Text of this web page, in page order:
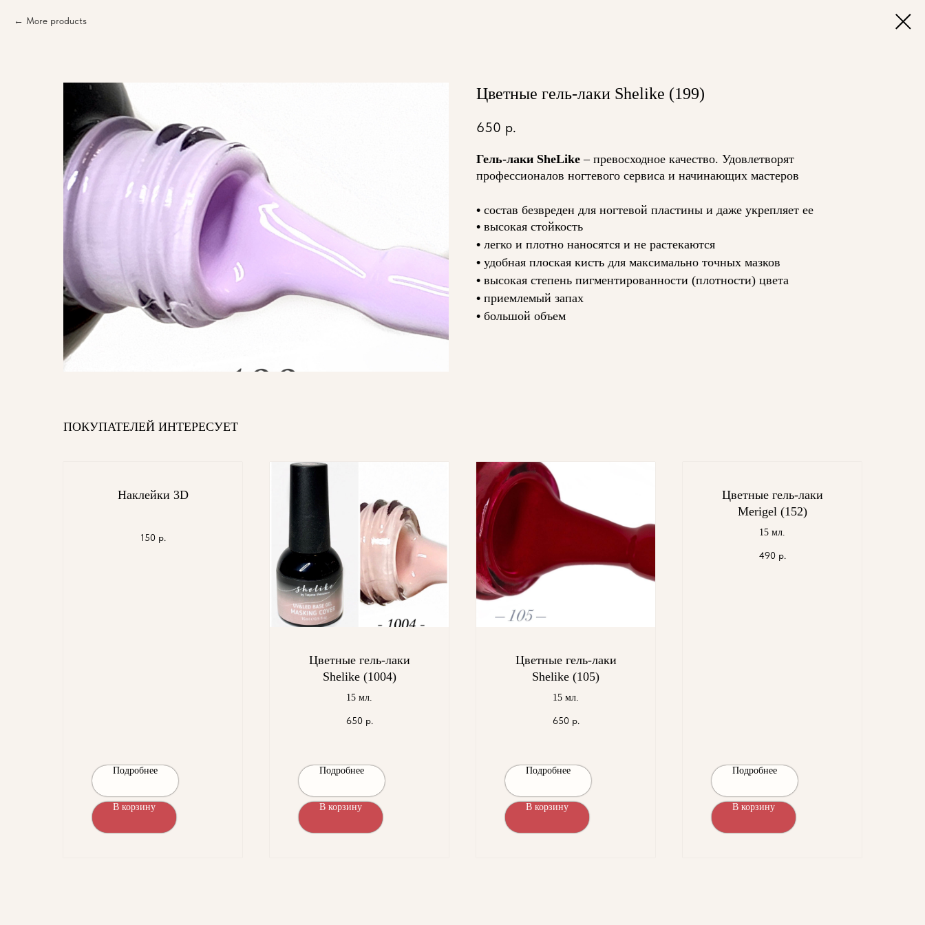
More products
Цветные гель-лаки Shelike (199)
650 р.
Гель-лаки SheLike – превосходное качество. Удовлетворят
профессионалов ногтевого сервиса и начинающих мастеров
• состав безвреден для ногтевой пластины и даже укрепляет ее
• высокая стойкость
• легко и плотно наносятся и не растекаются
• удобная плоская кисть для максимально точных мазков
• высокая степень пигментированности (плотности) цвета
• приемлемый запах
• большой объем
ПОКУПАТЕЛЕЙ ИНТЕРЕСУЕТ
Наклейки 3D
150 р.
Подробнее
В корзину
Цветные гель-лаки
Shelike (1004)
15 мл.
650 р.
Подробнее
В корзину
Цветные гель-лаки
Shelike (105)
15 мл.
650 р.
Подробнее
В корзину
Цветные гель-лаки
Merigel (152)
15 мл.
490 р.
Подробнее
В корзину